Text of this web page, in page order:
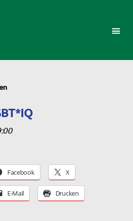
Facebook X
E-Mail Drucken